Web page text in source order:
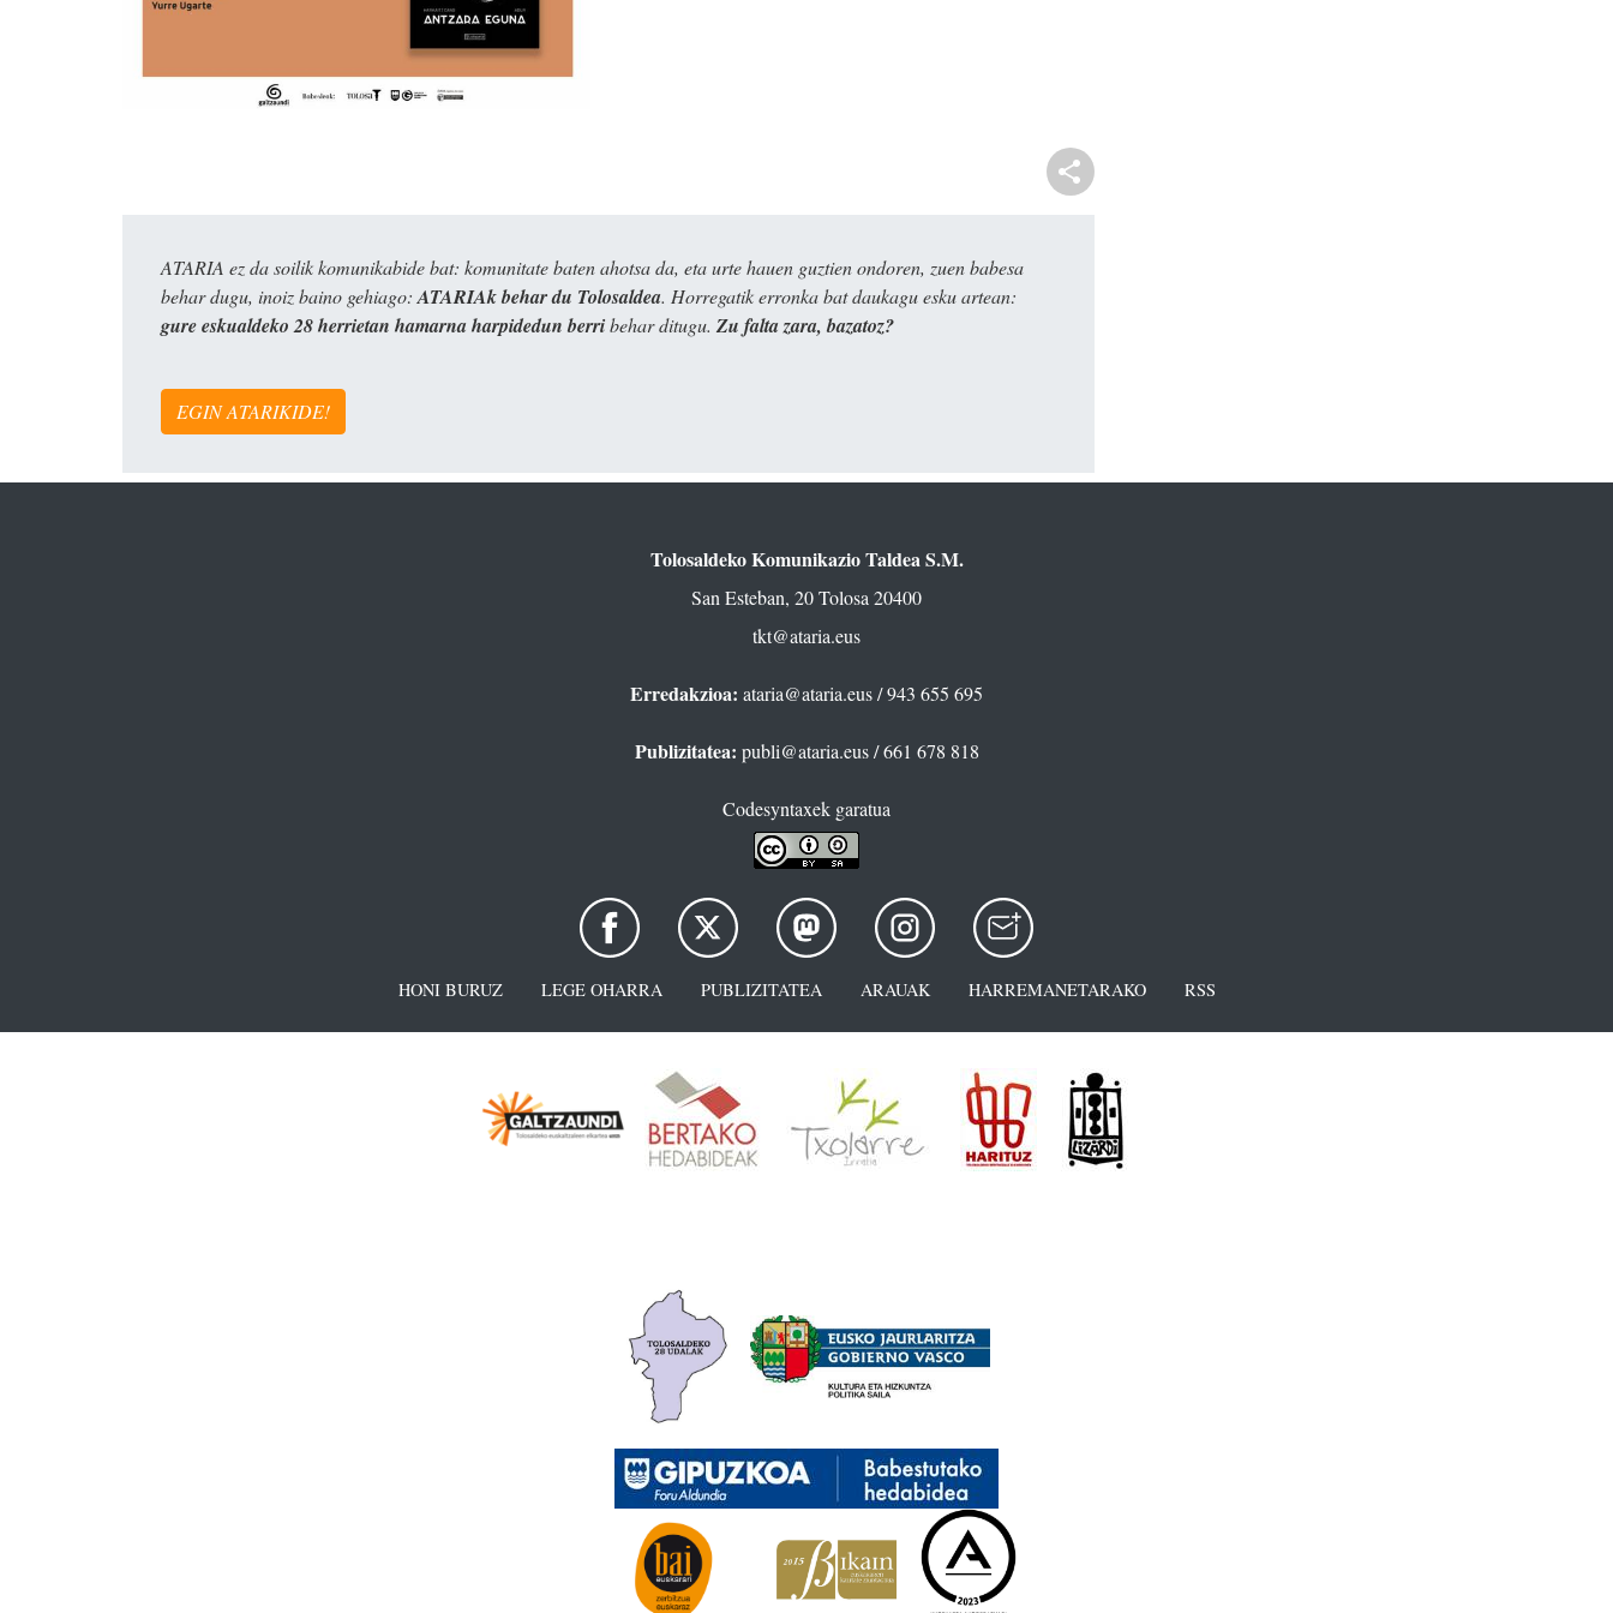
ATARIA ez da soilik komunikabide bat: komunitate baten ahotsa da, eta urte hauen guztien ondoren, zuen babesa
behar dugu, inoiz baino gehiago: ATARIAk behar du Tolosaldea. Horregatik erronka bat daukagu esku artean:
gure eskualdeko 28 herrietan hamarna harpidedun berribehar ditugu. Zu falta zara, bazatoz?
EGIN ATARIKIDE!
Tolosaldeko Komunikazio Taldea S.M.
San Esteban, 20 Tolosa 20400
tkt@ataria.eus
Erredakzioa: ataria@ataria.eus/ 943 655 695
Publizitatea: publi@ataria.eus/ 661 678 818
Codesyntaxek garatua
HONI BURUZ LEGE OHARRA PUBLIZITATEA ARAUAK HARREMANETARAKO RSS